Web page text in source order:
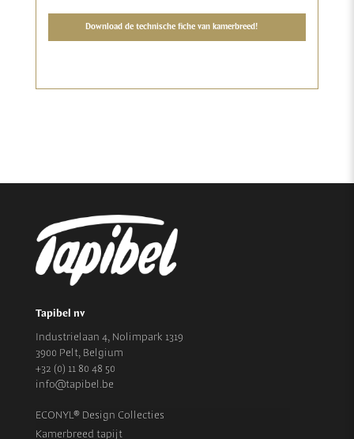
Download de technische fiche van kamerbreed!
Tapibel nv
Industrielaan 4, Nolimpark 1319
3900 Pelt, Belgium
+32 (0) 11 80 48 50
info@tapibel.be
ECONYL® Design Collecties
Kamerbreed tapijt